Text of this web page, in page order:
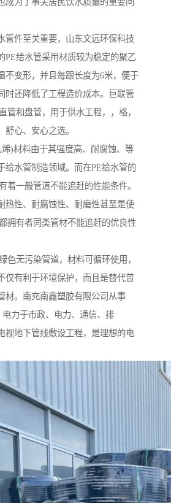
管件至关重要，山东文远环保科技
PE给水管采用材质较为稳定的聚乙
不变形，并且每跟长度为6米，便于
时还降低了工程造价成本。巨联管
管和盘管，用于供水工程，，格，
舒心、安心之选。
)材料由于其强度高、耐腐蚀、等
给水管制造领域。而在PE给水管的
着一般管道不能追赶的性能条件。
热性、耐腐蚀性、耐磨性甚至是使
拥有者同类管材不能追赶的优良性
色无污染管道，材料可循环使用，
仅有利于环境保护，而且是替代普
材。南充南鑫塑胶有限公司从事
力于市政、电力、通信、排
视地下管线敷设工程，是理想的电